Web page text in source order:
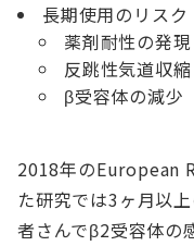
長期使用のリスク
薬剤耐性の発現
反跳性気道収縮
β受容体の減少
2018年のEuropean
た研究では3ヶ月以
者さんでβ2受容体の